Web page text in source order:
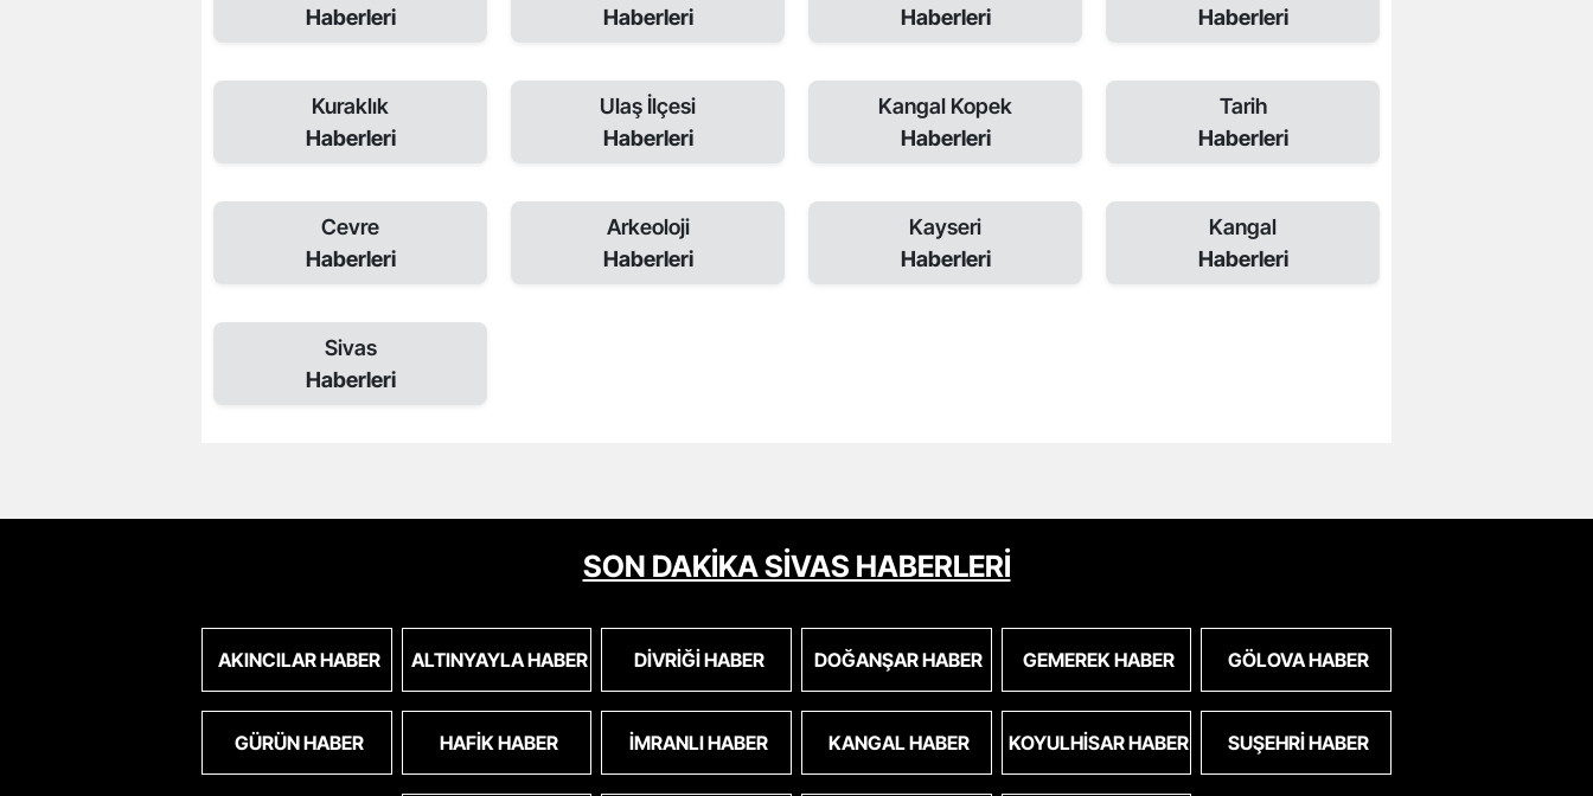
Haberleri
Haberleri
Haberleri
Haberleri
Kuraklık
Haberleri
Ulaş İlçesi
Haberleri
Kangal Kopek
Haberleri
Tarih
Haberleri
Cevre
Haberleri
Arkeoloji
Haberleri
Kayseri
Haberleri
Kangal
Haberleri
Sivas
Haberleri
SON DAKİKA SİVAS HABERLERİ
AKINCILAR HABER ALTINYAYLA HABER DIVRIĞI HABER DOĞANŞAR HABER GEMEREK HABER GÖLOVA HABER
GÜRÜN HABER HAFIK HABER İMRANLI HABER KANGAL HABER KOYULHISAR HABER SUŞEHRI HABER